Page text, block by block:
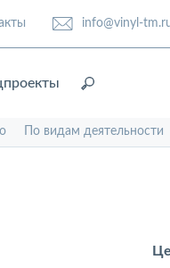
info@vinyl-
По видам деятельности